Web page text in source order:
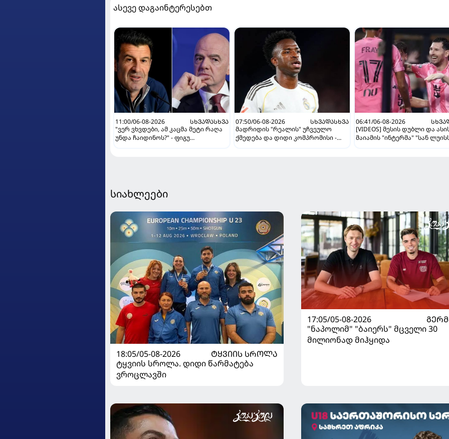
ასევე დაგაინტერესებთ
11:00/06-08-2026
ᲡᲮᲕᲐᲓᲐᲡᲮᲕᲐ
"ვერ ვხვდები, ამ კაცმა მეტი რაღა
უნდა ჩაიდინოს?" - ფიგუ
07:50/06-08-2026
ᲡᲮᲕᲐᲓᲐᲡᲮᲕᲐ
მადრიდის "რეალის" უჩვეულო
ქმედება და დიდი კომპრომისი -
06:41/06-08-2026
[VIDEOS] მესის დუბლი და
მაიამის "ინტერმა" "სან
სიახლეები
18:05/05-08-2026
ᲢᲧᲕᲘᲘᲡ ᲡᲠᲝᲚᲐ
ტყვიის სროლა. დიდი წარმატება
ვროცლავში
17:05/05-08-2026
"ნაპოლიმ" "ბაიერს" მცველი 30
მილიონად მიჰყიდა